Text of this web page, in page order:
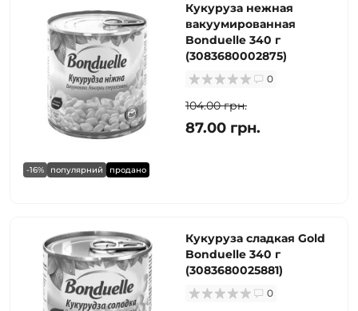
-16% популярний продано
Кукуруза нежная
вакуумированная
Bonduelle 340 г
(3083680002875)
0
104.00 грн.
87.00 грн.
Кукуруза сладкая Gold
Bonduelle 340 г
(3083680025881)
0